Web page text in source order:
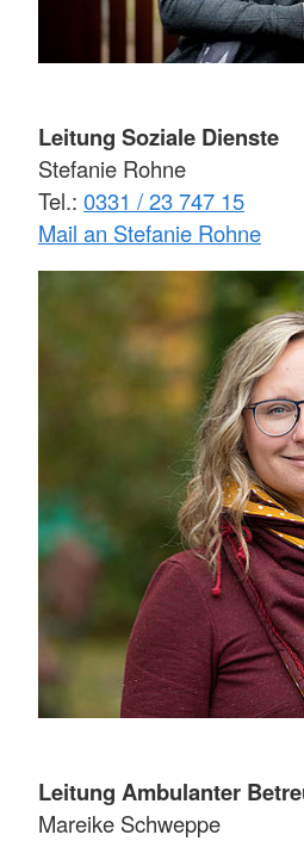
Leitung Soziale Dienste
Stefanie Rohne
Tel.: 0331 / 23 747 15
Mail an Stefanie Rohne
Leitung Ambulanter
Mareike Schweppe